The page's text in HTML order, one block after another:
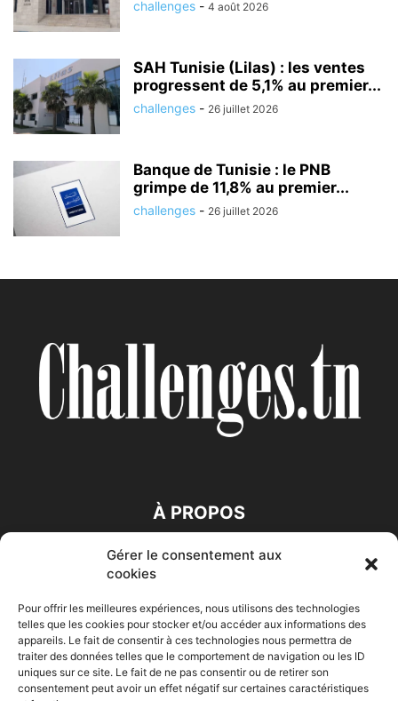
Gérer le consentement aux
cookies
Pour offrir les meilleures expériences, nous utilisons des technologies
telles que les cookies pour stocker et/ou accéder aux informations des
appareils. Le fait de consentir à ces technologies nous permettra de
traiter des données telles que le comportement de navigation ou les ID
uniques sur ce site. Le fait de ne pas consentir ou de retirer son
consentement peut avoir un effet négatif sur certaines caractéristiques
challenges - 4 août 2026
SAH Tunisie (Lilas) : les ventes
progressent de 5,1% au premier...
challenges - 26 juillet 2026
Banque de Tunisie : le PNB
grimpe de 11,8% au premier...
challenges - 26 juillet 2026
À PROPOS
SUIVEZ NOUS
Accueil Economie Entreprises Entrepreneur Afrique